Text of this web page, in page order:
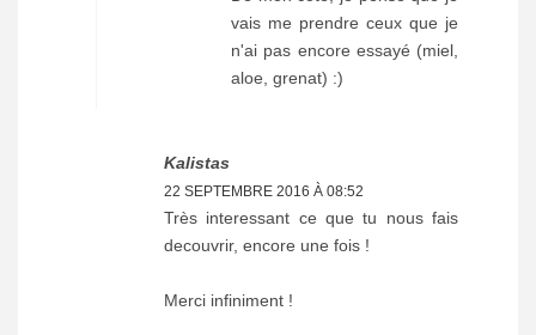
vais me prendre ceux que je
n'ai pas encore essayé (miel,
aloe, grenat) :)
Kalistas
22 SEPTEMBRE 2016 À 08:52
Très interessant ce que tu nous fais
decouvrir, encore une fois !
Merci infiniment !